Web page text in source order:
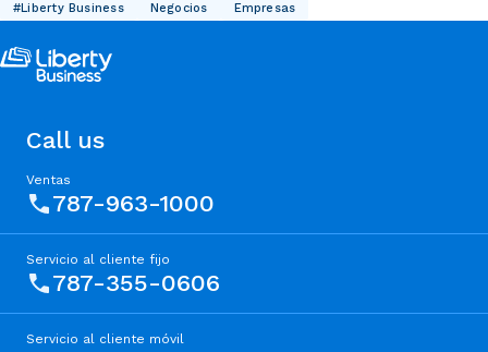
#Liberty Business Negocios Empresas
Call us
Ventas
787-963-1000
Servicio al cliente fijo
787-355-0606
Servicio al cliente móvil